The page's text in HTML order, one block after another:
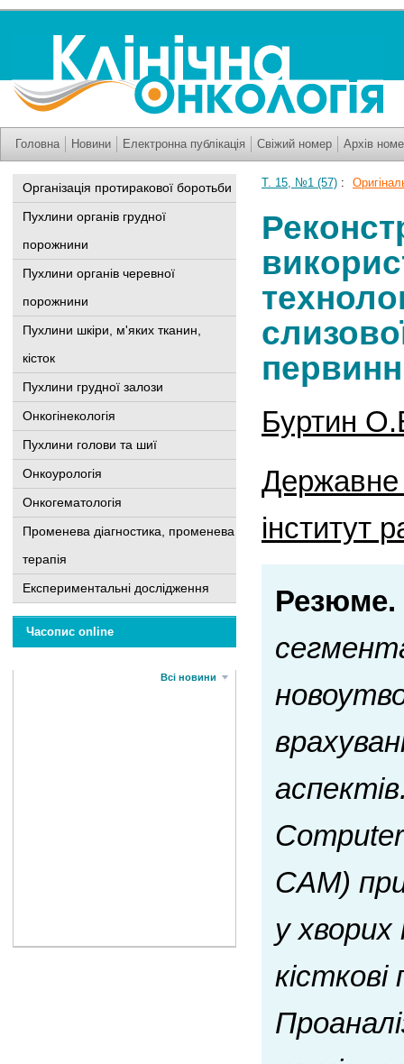
Головна Новини Електронна публікація Свіжий номер Архів
Організація протиракової боротьби
Пухлини органів грудної
порожнини
Пухлини органів черевної
порожнини
Пухлини шкіри, м'яких тканин,
кісток
Пухлини грудної залози
Онкогінекологія
Пухлини голови та шиї
Онкоурологія
Онкогематологія
Променева діагностика, променева
терапія
Експериментальні дослідження
Часопис online
Всі новини
Т. 15, №1 (57) :
Буртин
Державне
інститут
Резюме.
CAM)
у хворих